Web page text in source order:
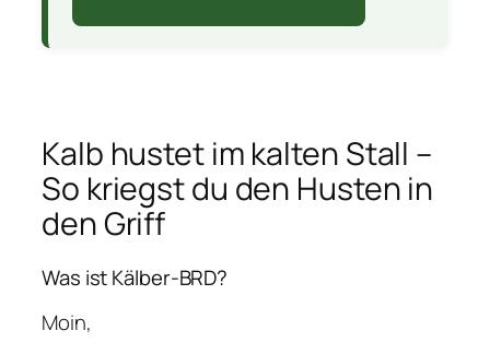
Kalb hustet im kalten Stall –
So kriegst du den Husten in
den Griff
Was ist Kälber-BRD?
Moin,